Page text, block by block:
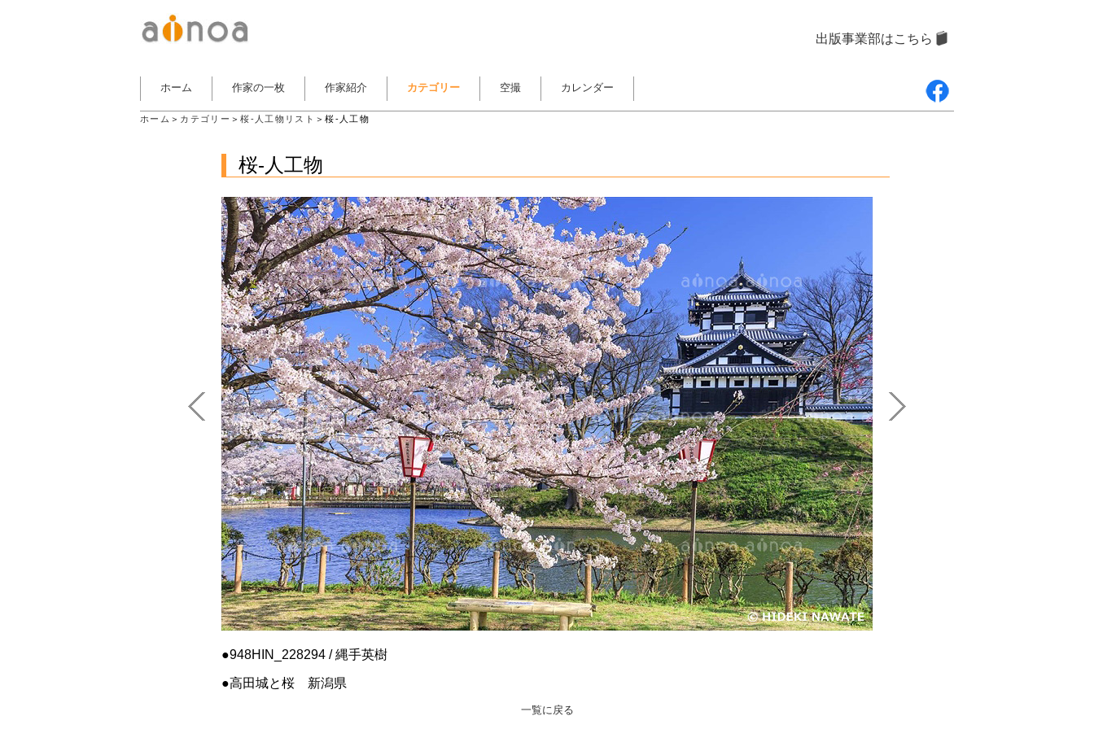
ホーム 作家の一枚 作家紹介 カテゴリー 空撮 カレンダー
出版事業部はこちら
ホーム ＞ カテゴリー ＞桜-人工物リスト ＞桜-人工物
桜-人工物
948HIN_228294 / 縄手英樹
高田城と桜 新潟県
一覧に戻る